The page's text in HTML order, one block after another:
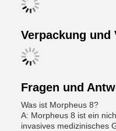
Verpackung und
Fragen und
Was ist Morpheus 8?
A: Morpheus 8 ist ein
invasives medizinisches